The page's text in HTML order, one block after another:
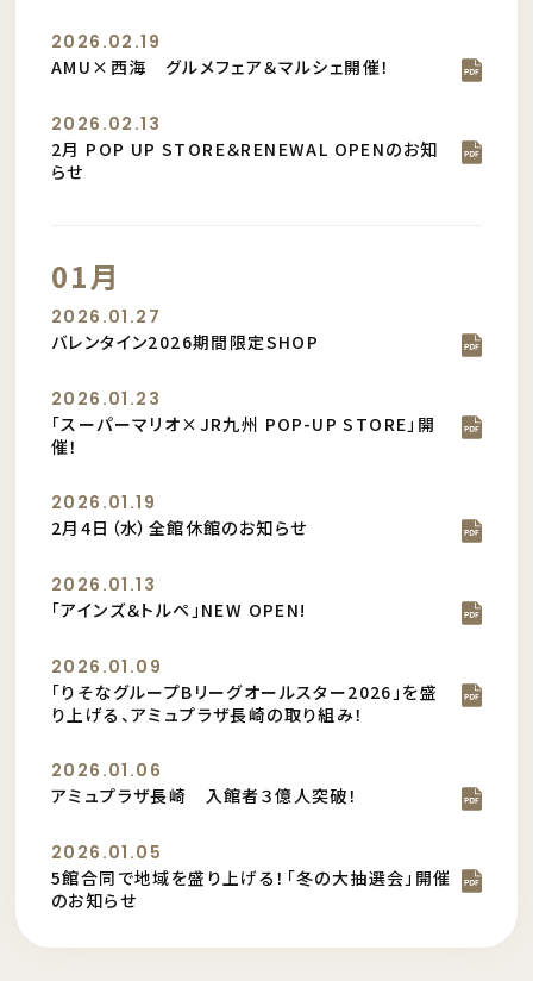
2026.02.19
AMU×西海 グルメフェア＆マルシェ開催！
2026.02.13
2月 POP UP STORE＆RENEWAL OPENのお知
らせ
01月
2026.01.27
バレンタイン2026期間限定SHOP
2026.01.23
「スーパーマリオ×JR九州 POP-UP STORE」開
催！
2026.01.19
2月4日（水）全館休館のお知らせ
2026.01.13
「アインズ＆トルペ」NEW OPEN!
2026.01.09
「りそなグループBリーグオールスター2026」を盛
り上げる、アミュプラザ長崎の取り組み！
2026.01.06
アミュプラザ長崎 入館者３億人突破！
2026.01.05
5館合同で地域を盛り上げる！「冬の大抽選会」開催
のお知らせ